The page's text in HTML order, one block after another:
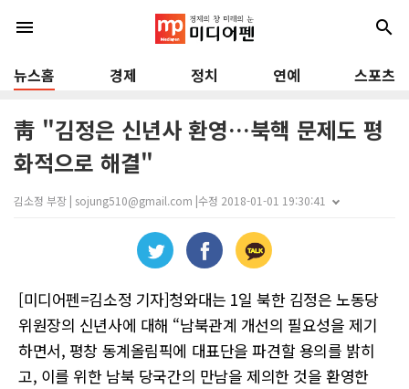
menu search
뉴스홈 경제 정치 연예 스포츠
靑 "김정은 신년사 환영…북핵 문제도 평
화적으로 해결"
김소정 부장 | sojung510@gmail.com |수정 2018-01-01 19:30:41
[미디어펜=김소정 기자]청와대는 1일 북한 김정은 노동당
위원장의 신년사에 대해 “남북관계 개선의 필요성을 제기
하면서, 평창 동계올림픽에 대표단을 파견할 용의를 밝히
고, 이를 위한 남북 당국간의 만남을 제의한 것을 환영한